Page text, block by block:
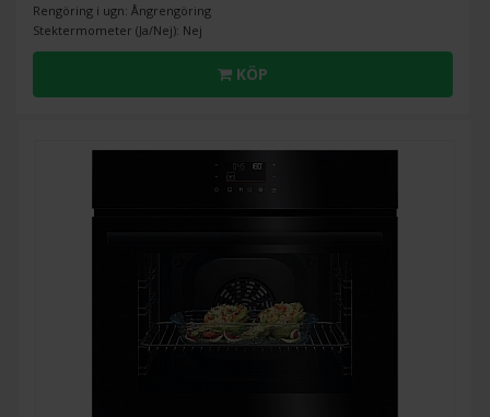
Rengöring i ugn: Ångrengöring
Stektermometer (Ja/Nej): Nej
KÖP